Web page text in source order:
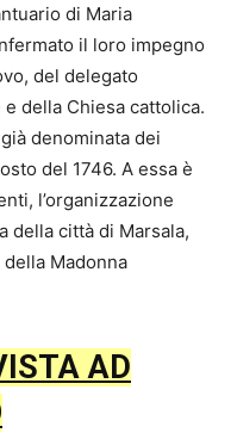
di Maria
il loro impegno
del delegato
della Chiesa cattolica.
denominata dei
del 1746. A essa è
l’organizzazione
della città di Marsala,
Madonna
AD